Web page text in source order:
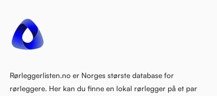
Rørleggerlisten.no er Norges største database for
rørleggere. Her kan du finne en lokal rørlegger på et par